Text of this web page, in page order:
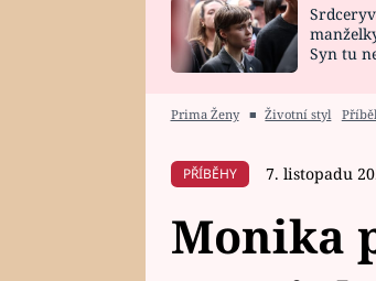
HOROSKOP NA
Syn tu
Prima Ženy ■ Životní styl
PŘÍBĚHY 7. listopadu
Monika